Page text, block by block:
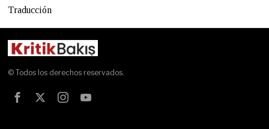
Traducción
© Todos los derechos reservados.